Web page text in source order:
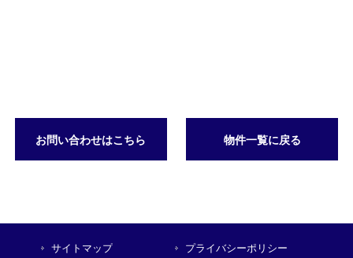
お問い合わせはこちら 物件一覧に戻る
サイトマップ プライバシーポリシー